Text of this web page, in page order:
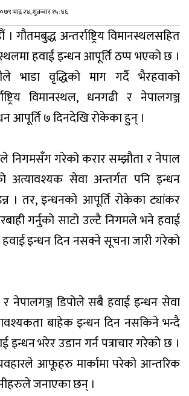
भाद्र २४, शुक्रबार १५:४६
गौतमबुद्ध अन्तर्राष्ट्रिय विमानस्थलसहित
हवाई इन्धन आपूर्ति ठप्प भएको छ ।
भाडा वृद्धिको माग गर्दै भैरहवाको
विमानस्थल, धनगढी र नेपालगञ्ज
आपूर्ति ७ दिनदेखि रोकेका हुन् ।
निगमसँग गरेको करार सम्झौता र नेपाल
अत्यावश्यक सेवा अन्तर्गत पनि इन्धन
। तर, इन्धनको आपूर्ति रोकेका ट्यांकर
गर्नुको साटो उल्टै निगमले भने हवाई
इन्धन दिन नसक्ने सूचना जारी गरेको
नेपालगञ्ज डिपोले सबै हवाई इन्धन सेवा
बाहेक इन्धन दिन नसकिने भन्दै
इन्धन भरेर उडान गर्न पत्राचार गरेको छ ।
आफूहरु मार्कामा परेको आन्तरिक
जनाएका छन् ।